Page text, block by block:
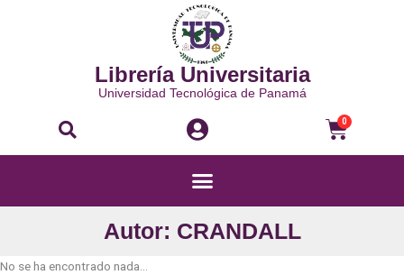
Librería Universitaria
Universidad Tecnológica de Panamá
Buscar 0
Menú
Autor: CRANDALL
No se ha encontrado nada...